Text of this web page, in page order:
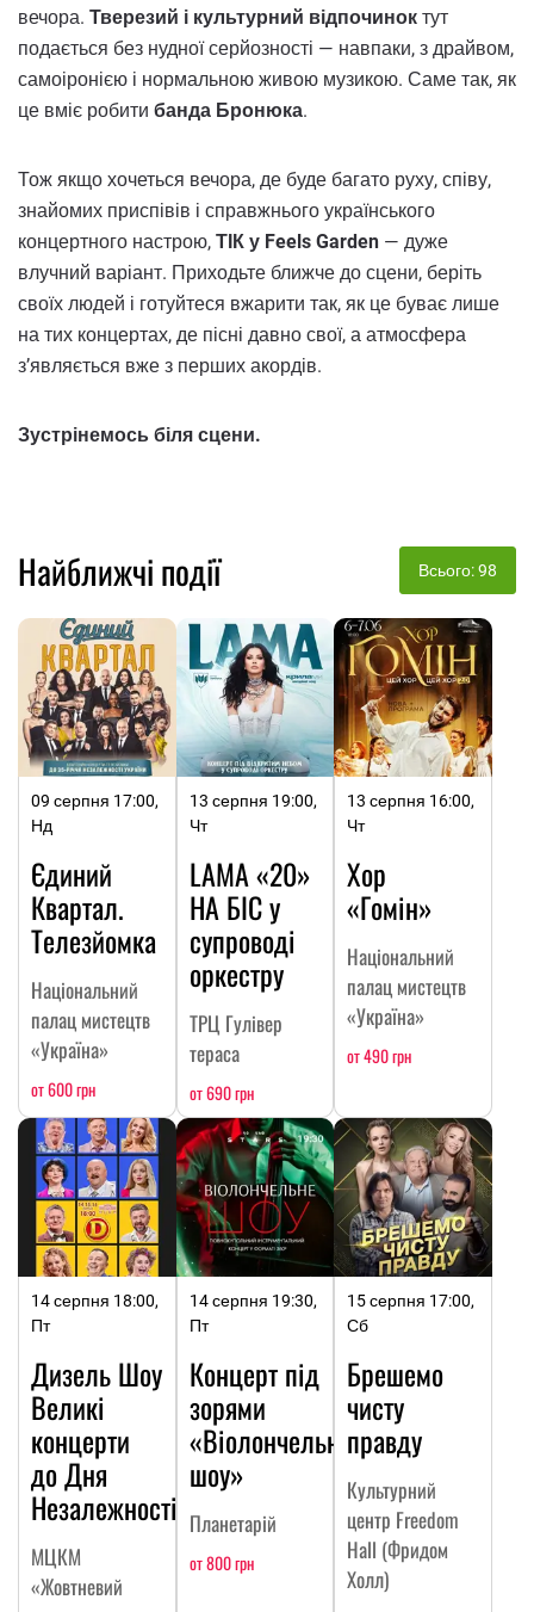
вечора. Тверезий і культурний відпочинок тут
подається без нудної серйозності — навпаки, з драйвом,
самоіронією і нормальною живою музикою. Саме так, як
це вміє робити банда Бронюка.
Тож якщо хочеться вечора, де буде багато руху, співу,
знайомих приспівів і справжнього українського
концертного настрою, ТІК у Feels Garden — дуже
влучний варіант. Приходьте ближче до сцени, беріть
своїх людей і готуйтеся вжарити так, як це буває лише
на тих концертах, де пісні давно свої, а атмосфера
з’являється вже з перших акордів.
Зустрінемось біля сцени.
Найближчі події Всього: 98
09 серпня 17:00,
Нд
Єдиний
Квартал.
Телезйомка
Національний
палац мистецтв
«Україна»
от 600 грн
13 серпня 19:00,
Чт
LAMA «20»
НА БІС у
супроводі
оркестру
ТРЦ Гулівер
тераса
от 690 грн
13 серпня 16:00,
Чт
Хор
«Гомін»
Національний
палац мистецтв
«Україна»
от 490 грн
14 серпня 18:00,
Пт
Дизель Шоу
Великі
концерти
до Дня
Незалежності
МЦКМ
«Жовтневий
14 серпня 19:30,
Пт
Концерт під
зорями
«Віолончельне
шоу»
Планетарій
от 800 грн
15 серпня 17:00,
Сб
Брешемо
чисту
правду
Культурний
центр Freedom
Hall (Фридом
Холл)